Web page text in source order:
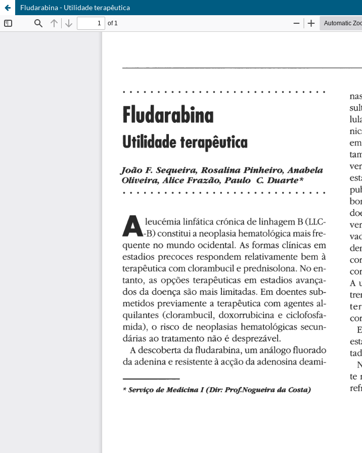
Fludarabina - Utilidade terapêutica